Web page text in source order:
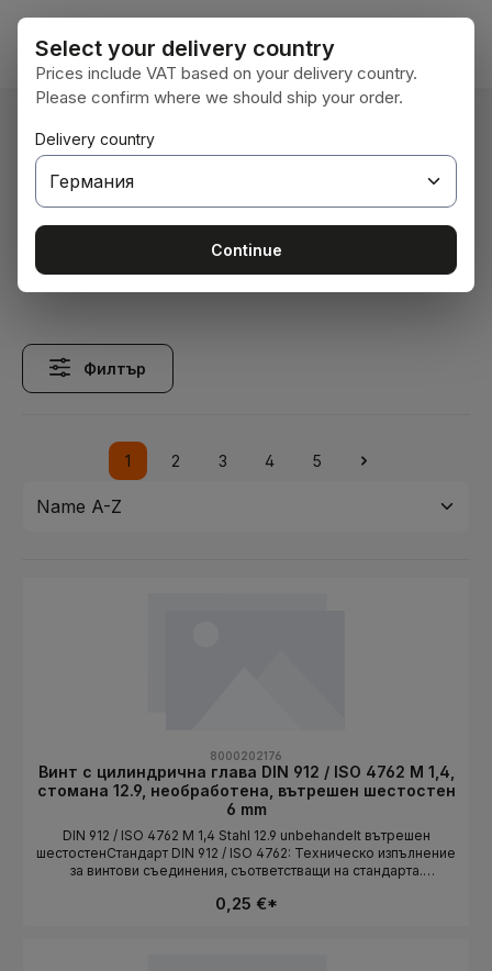
Преминете към основното съдържание
Вие сте тук: Начална страница
Verbindungstechnik
Sechskantschrauben
Sechskantschrauben
Филтър
Страница
1
Страница
2
Страница
3
Страница
4
Страница
5
8000202176
Винт с цилиндрична глава DIN 912 / ISO 4762 M 1,4,
стомана 12.9, необработена, вътрешен шестостен
6 mm
DIN 912 / ISO 4762 M 1,4 Stahl 12.9 unbehandelt вътрешен
шестостенСтандарт DIN 912 / ISO 4762: Техническо изпълнение
за винтови съединения, съответстващи на стандарта.
4762Конструктивна формацилиндрична главаСистема на
0,25 €*
Select your delivery country
Prices include VAT based on your delivery country.
Please confirm where we should ship your order.
Delivery country
Continue